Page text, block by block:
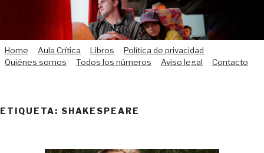
Home Aula Crítica Libros
Política de privacidad
Quiénes somos
Todos los números Aviso legal Contacto
ETIQUETA: SHAKESPEARE